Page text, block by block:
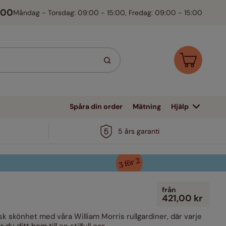
Måndag - Torsdag: 09:00 - 15:00, Fredag: 09:00 - 15:00
Hjälp
Naturfargade Brun
Blått, Grönt &
Grön
Färger
Neutralt & Naturligt
Gult & Guld
Svart & Mörkgrått
Spåra din order Mätning
5 års garanti
från
421,00 kr
skönhet med våra William Morris rullgardiner, där varje